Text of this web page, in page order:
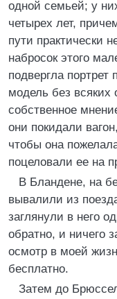
одной семьей; у
четырех лет,
пути практически
набросок этого
подвергла
модель без всяких
собственное
они покидали
чтобы она
поцеловали ее на
В Бландене, на
вывалили из
заглянули в него
обратно, и ничего
осмотр в моей
бесплатно.
Затем до